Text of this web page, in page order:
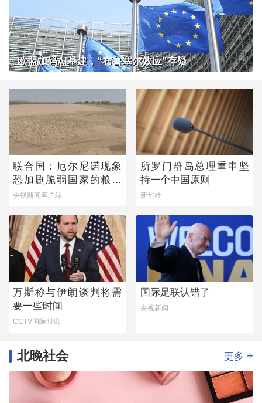
欧盟加码AI基建，“布鲁塞尔效应”存疑
联合国：厄尔尼诺现象
恐加剧脆弱国家的粮食
问题
央视新闻客户端
所罗门群岛总理重申坚
持一个中国原则
新华社
万斯称与伊朗谈判将需
要一些时间
CCTV国际时讯
国际足联认错了
央视新闻
北晚社会 更多 +